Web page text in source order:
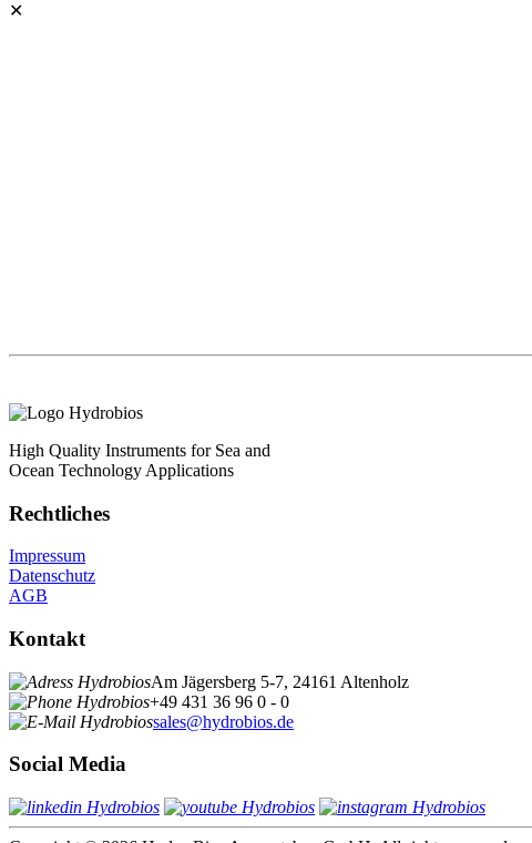
✕
High Quality Instruments for Sea and
Ocean Technology Applications
Rechtliches
Impressum
Datenschutz
AGB
Kontakt
Am Jägersberg 5-7, 24161 Altenholz
+49 431 36 96 0 - 0
sales@hydrobios.de
Social Media